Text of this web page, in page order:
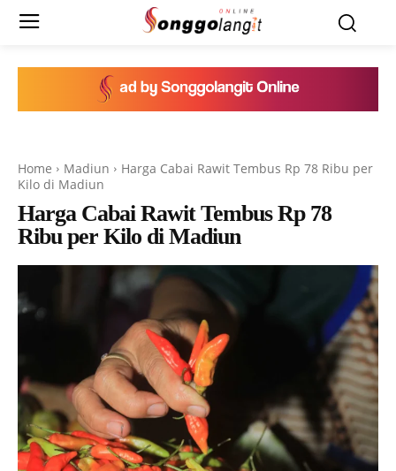
Home Madiun
Harga Cabai Rawit Tembus Rp 78 Ribu per
Kilo di Madiun
Harga Cabai Rawit Tembus Rp 78
Ribu per Kilo di Madiun